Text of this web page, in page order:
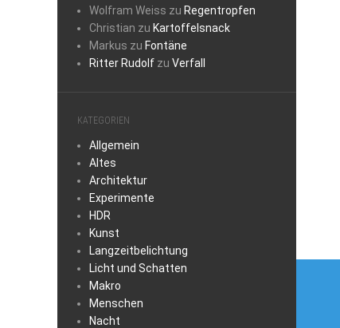
Wolfram Weiss zu Regentropfen
Christian zu Kartoffelsnack
Markus zu Fontäne
Ritter Rudolf zu Verfall
KATEGORIEN
Allgemein
Altes
Architektur
Experimente
HDR
Kunst
Langzeitbelichtung
Licht und Schatten
Makro
Menschen
Nacht